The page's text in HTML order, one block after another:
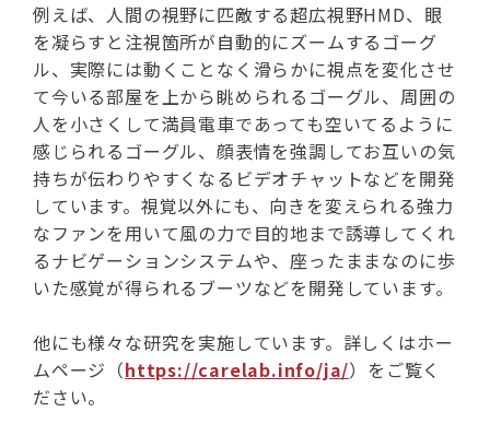
例えば、人間の視野に匹敵する超広視野HMD、眼
を凝らすと注視箇所が自動的にズームするゴーグ
ル、実際には動くことなく滑らかに視点を変化させ
て今いる部屋を上から眺められるゴーグル、周囲の
人を小さくして満員電車であっても空いてるように
感じられるゴーグル、顔表情を強調してお互いの気
持ちが伝わりやすくなるビデオチャットなどを開発
しています。視覚以外にも、向きを変えられる強力
なファンを用いて風の力で目的地まで誘導してくれ
るナビゲーションシステムや、座ったままなのに歩
いた感覚が得られるブーツなどを開発しています。
他にも様々な研究を実施しています。詳しくはホー
ムページ（https://carelab.info/ja/）をご覧く
ださい。